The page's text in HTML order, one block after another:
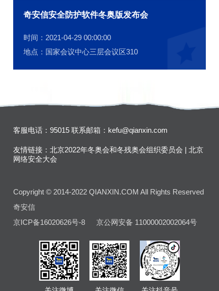
奇安信安全防护软件冬奥版发布会
时间：2021-04-29 00:00:00
地点：国家会议中心三层会议区310
客服电话：95015 联系邮箱：kefu@qianxin.com
友情链接： 北京2022年冬奥会和冬残奥会组织委员会
北京
网络安全大会
Copyright © 2014-2022 QIANXIN.COM All Rights Reserved
奇安信
京ICP备16020626号-8
京公网安备 11000002002064号